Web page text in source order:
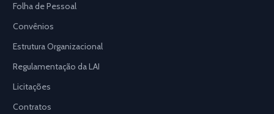
Folha de Pessoal
Convênios
Estrutura Organizacional
Regulamentação da LAI
Licitações
Contratos